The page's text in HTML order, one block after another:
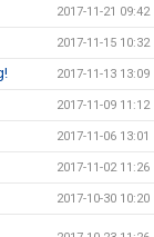
2017-11-21 09:42
2017-11-15 10:32
2017-11-13 13:09
2017-11-09 11:12
2017-11-06 13:01
2017-11-02 11:26
2017-10-30 10:20